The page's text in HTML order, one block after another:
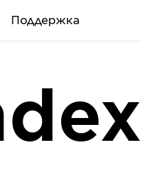
Поддержка